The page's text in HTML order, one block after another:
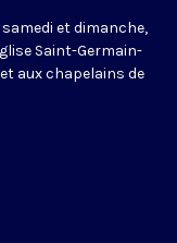
samedi et dimanche,
Saint-Germain-
aux chapelains de